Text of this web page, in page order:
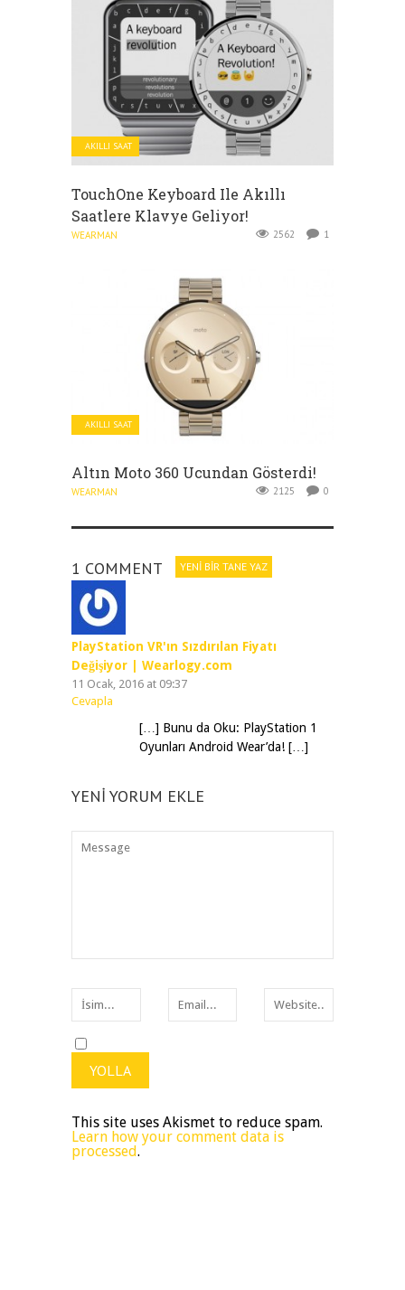
AKILLI SAAT
TouchOne Keyboard Ile Akıllı
Saatlere Klavye Geliyor!
WEARMAN 2562 1
AKILLI SAAT
Altın Moto 360 Ucundan Gösterdi!
WEARMAN 2125 0
1 COMMENT YENI BIR TANE YAZ
PlayStation VR'ın Sızdırılan Fiyatı
Değişiyor | Wearlogy.com
11 Ocak, 2016 at 09:37
Cevapla
[…] Bunu da Oku: PlayStation 1
Oyunları Android Wear’da! […]
YENI YORUM EKLE
This site uses Akismet to reduce spam.
Learn how your comment data is
processed.